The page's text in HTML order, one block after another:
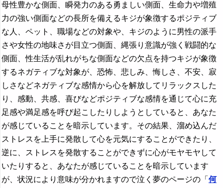
母性豊かな側面、瞬発力のある勇ましい側面、生命力や増殖
力の強い側面などの長所を備えるキジが象徴するポジティブ
な人、ペット、職場などの対象や、キジのように男性の派手
さや女性の地味さが目立つ側面、縄張り意識が強く戦闘的な
側面、性生活が乱れがちな側面などの欠点を持つキジが象徴
するネガティブな対象が、恐怖、悲しみ、悔しさ、不安、寂
しさなどネガティブな感情から心を解放してリラックスした
り、感動、共感、喜びなどポジティブな感情を通じて心に充
足感や満足感を呼び起こしたりしようとしていると、あなた
が感じていることを暗示しています。その結果、溜め込んだ
ストレスを上手に発散して心を元気にすることができたり、
逆に、ストレスを発散することができずに心がモヤモヤして
いたりすると、あなたが感じていることを暗示しています
が、状況により意味が分かれますので泣く夢のページの「 何